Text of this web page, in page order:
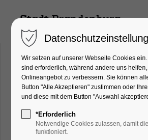
Sonderausstellung
Weg"
Ausstellung, Kinder, Jugend,
Mitmach-Aktion
Wir setzen auf unserer Webseite Cookies
sind erforderlich, während andere uns
Onlineangebot zu verbessern. Sie können
Button "Alle Akzeptieren" zustimmen oder
und diese mit dem Button "Auswahl
*Erforderlich
Notwendige Cookies zulassen, damit
funktioniert.